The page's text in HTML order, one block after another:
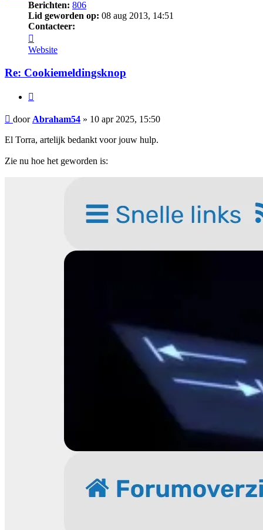
Berichten: 806
Lid geworden op: 08 aug 2013, 14:51
Contacteer:
Abraham54
Website
Re: Cookiemeldingsknop
Bericht
door Abraham54 » 10 apr 2025, 15:50
El Torra, artelijk bedankt voor jouw hulp.
Zie nu hoe het geworden is: